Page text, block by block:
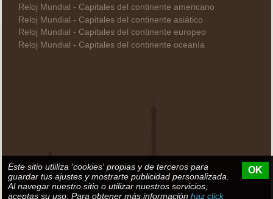
Reloj Mundial - Capitales del continente americano
Reloj Mundial - Capitales del continente asiático
Reloj Mundial - Capitales del continente europeo
Reloj Mundial - Capitales del continente oceanía
Este sitio utliliza 'cookies' propias y de terceros para
guardar tus ajustes y mostrarte publicidad personalizada.
Al navegar nuestro sitio o utilizar nuestros servicios,
aceptas su uso. Para obtener más información haz click
OK